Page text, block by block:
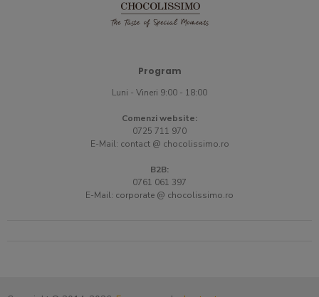
Program
Luni - Vineri 9:00 - 18:00
Comenzi website:
0725 711 970
E-Mail: contact @ chocolissimo.ro
B2B:
0761 061 397
E-Mail: corporate @ chocolissimo.ro